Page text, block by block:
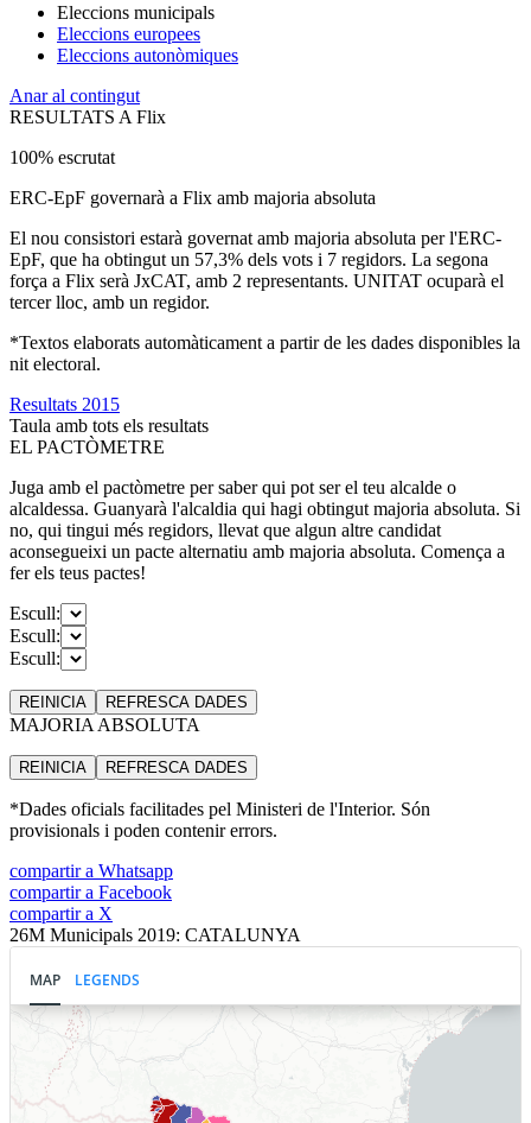
Eleccions municipals
Eleccions europees
Eleccions autonòmiques
Anar al contingut
RESULTATS A Flix
100% escrutat
ERC-EpF governarà a Flix amb majoria absoluta
El nou consistori estarà governat amb majoria absoluta per l'ERC-
EpF, que ha obtingut un 57,3% dels vots i 7 regidors. La segona
força a Flix serà JxCAT, amb 2 representants. UNITAT ocuparà el
tercer lloc, amb un regidor.
*Textos elaborats automàticament a partir de les dades disponibles la
nit electoral.
Resultats 2015
Taula amb tots els resultats
EL PACTÒMETRE
Juga amb el pactòmetre per saber qui pot ser el teu alcalde o
alcaldessa. Guanyarà l'alcaldia qui hagi obtingut majoria absoluta. Si
no, qui tingui més regidors, llevat que algun altre candidat
aconsegueixi un pacte alternatiu amb majoria absoluta. Comença a
fer els teus pactes!
Escull:
Escull:
Escull:
REINICIA REFRESCA DADES
MAJORIA ABSOLUTA
REINICIA REFRESCA DADES
*Dades oficials facilitades pel Ministeri de l'Interior. Són
provisionals i poden contenir errors.
compartir a Whatsapp
compartir a Facebook
compartir a X
26M Municipals 2019: CATALUNYA